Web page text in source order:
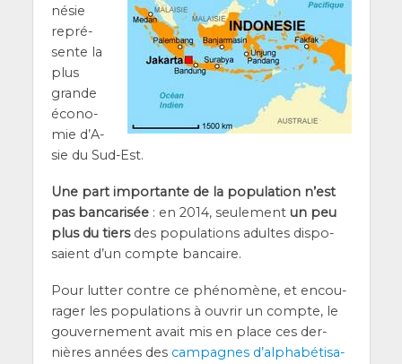
né­sie
repré­
sente la
plus
grande
éco­no­
mie d’A­
sie du Sud-Est.
Une part impor­tante de la popu­la­tion n’est
pas ban­ca­ri­sée: en 2014, seule­ment un peu
plus du tiersdes popu­la­tions adultes dis­po­
saient d’un compte bancaire.
Pour lut­ter contre ce phé­no­mène, et encou­
ra­ger les popu­la­tions à ouvrir un compte, le
gou­ver­ne­ment avait mis en place ces der­
nières années des cam­pagnes d’al­pha­bé­ti­sa­